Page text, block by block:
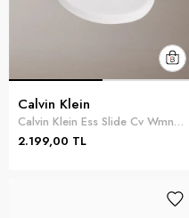
Calvin Klein
Calvin Klein Ess Slide Cv Wmn Kadın Terlik Beyaz
2.199,00 TL